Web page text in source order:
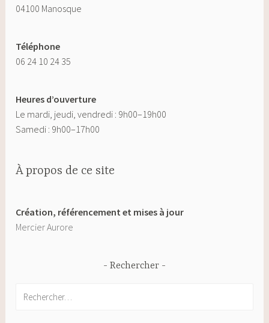
04100 Manosque
Téléphone
06 24 10 24 35
Heures d’ouverture
Le mardi, jeudi, vendredi : 9h00–19h00
Samedi : 9h00–17h00
À propos de ce site
Création, référencement et mises à jour
Mercier Aurore
Rechercher